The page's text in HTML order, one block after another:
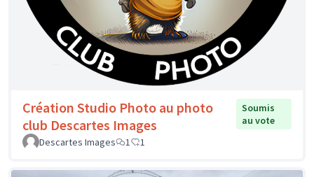
Création Studio Photo au photo
club Descartes Images
Soumis
au vote
Descartes Images
1 1